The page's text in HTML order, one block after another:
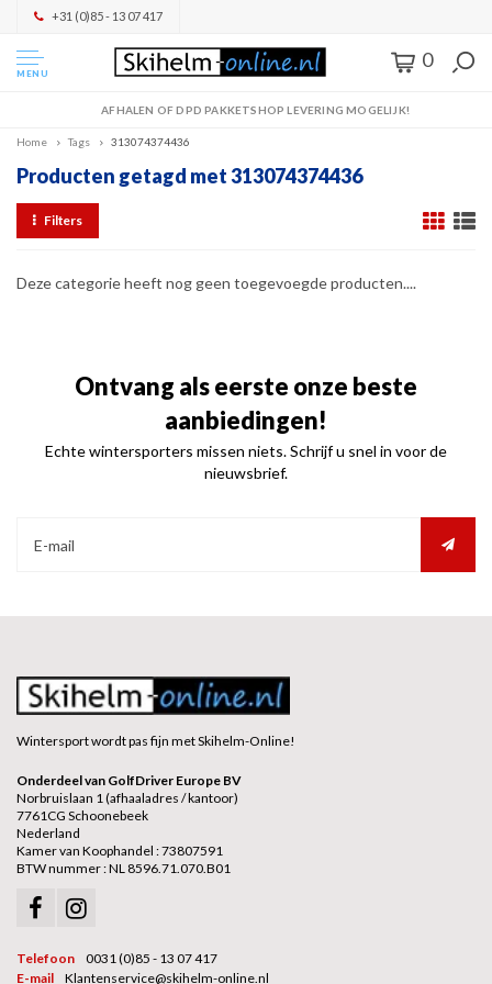
+31 (0)85 - 13 07 417
MENU
0
AFHALEN OF DPD PAKKETSHOP LEVERING MOGELIJK!
Home Tags 313074374436
Producten getagd met 313074374436
Filters
Deze categorie heeft nog geen toegevoegde producten....
Ontvang als eerste onze beste
aanbiedingen!
Echte wintersporters missen niets. Schrijf u snel in voor de
nieuwsbrief.
Wintersport wordt pas fijn met Skihelm-Online!
Onderdeel van GolfDriver Europe BV
Norbruislaan 1 (afhaaladres / kantoor)
7761CG Schoonebeek
Nederland
Kamer van Koophandel : 73807591
BTW nummer : NL 8596.71.070.B01
Telefoon
0031 (0)85 - 13 07 417
E-mail
Klantenservice@skihelm-online.nl